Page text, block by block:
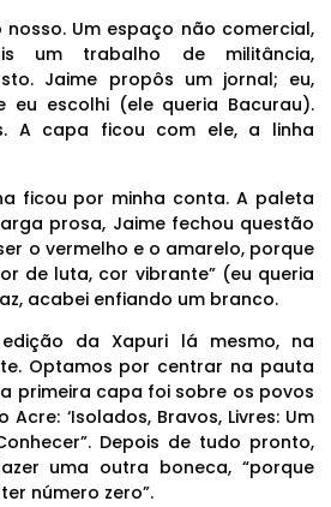
nosso. Um espaço não comercial,
um trabalho de militância,
Jaime propôs um jornal; eu,
eu escolhi (ele queria Bacurau).
A capa ficou com ele, a linha
ficou por minha conta. A paleta
prosa, Jaime fechou questão
o vermelho e o amarelo, porque
de luta, cor vibrante” (eu queria
acabei enfiando um branco.
da Xapuri lá mesmo, na
Optamos por centrar na pauta
primeira capa foi sobre os povos
‘Isolados, Bravos, Livres: Um
Depois de tudo pronto,
uma outra boneca, “porque
número zero”.